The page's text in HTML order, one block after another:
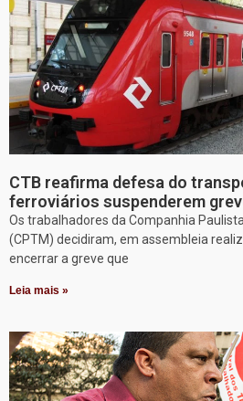
CTB reafirma defesa do
ferroviários suspenderem
Os trabalhadores da Companhia
(CPTM) decidiram, em assembleia
encerrar a greve que
Leia mais »